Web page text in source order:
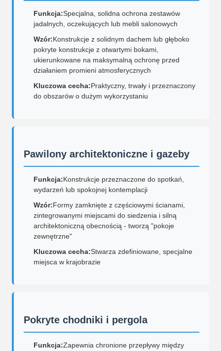
Funkcja:Specjalna, solidna ochrona zestawów
jadalnych, oczekujących lub mebli salonowych
Wzór:Konstrukcje z solidnym dachem lub głęboko
pokryte konstrukcje z otwartymi bokami,
ukierunkowane na maksymalną ochronę przed
działaniem promieni atmosferycznych
Kluczowa cecha:Praktyczny, trwały i przeznaczony
do obszarów o dużym wykorzystaniu
Pawilony architektoniczne i gazeby
Funkcja:Konstrukcje przeznaczone do spotkań,
wydarzeń lub spokojnej kontemplacji
Wzór:Formy zamknięte z częściowymi ścianami,
zintegrowanymi miejscami do siedzenia i silną
architektoniczną obecnością - tworzą "pokoje
zewnętrzne"
Kluczowa cecha:Stwarza zdefiniowane, specjalne
miejsca w krajobrazie
Pokryte chodniki i pergola
Funkcja:Zapewnia chronione przepływy między